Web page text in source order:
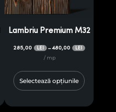
Lambriu Premium M32
285,00 LEI –480,00 LEI
/ mp
Selectează opțiunile